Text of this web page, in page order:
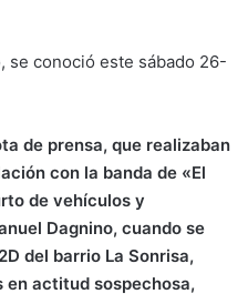
se conoció este sábado 26-
de prensa, que realizaban
con la banda de «El
de vehículos y
Dagnino, cuando se
del barrio La Sonrisa,
en actitud sospechosa,